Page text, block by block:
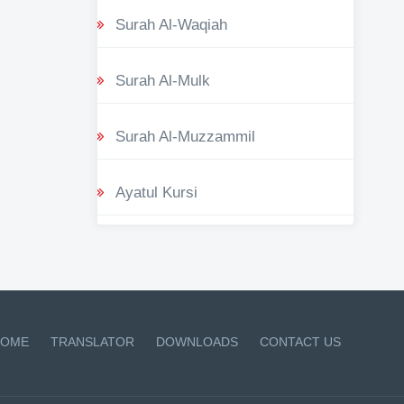
Surah Al-Waqiah
Surah Al-Mulk
Surah Al-Muzzammil
Ayatul Kursi
TRANSLATOR DOWNLOADS CONTACT US